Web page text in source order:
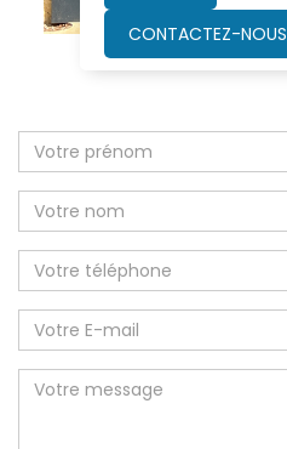
CONTACTEZ-NOUS